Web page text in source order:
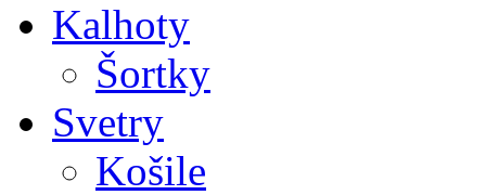
Kalhoty
Šortky
Svetry
Košile